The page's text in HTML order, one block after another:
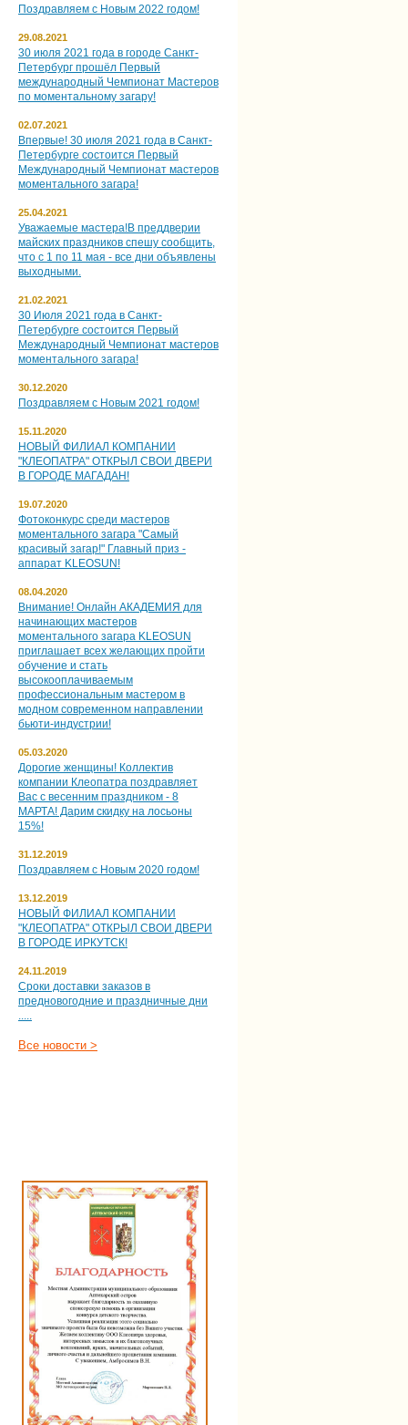
Поздравляем с Новым 2022 годом!
29.08.2021
30 июля 2021 года в городе Санкт-
Петербург прошёл Первый
международный Чемпионат Мастеров
по моментальному загару!
02.07.2021
Впервые! 30 июля 2021 года в Санкт-
Петербурге состоится Первый
Международный Чемпионат мастеров
моментального загара!
25.04.2021
Уважаемые мастера!В преддверии
майских праздников спешу сообщить,
что с 1 по 11 мая - все дни объявлены
выходными.
21.02.2021
30 Июля 2021 года в Санкт-
Петербурге состоится Первый
Международный Чемпионат мастеров
моментального загара!
30.12.2020
Поздравляем с Новым 2021 годом!
15.11.2020
НОВЫЙ ФИЛИАЛ КОМПАНИИ
"КЛЕОПАТРА" ОТКРЫЛ СВОИ ДВЕРИ
В ГОРОДЕ МАГАДАН!
19.07.2020
Фотоконкурс среди мастеров
моментального загара "Самый
красивый загар!" Главный приз -
аппарат KLEOSUN!
08.04.2020
Внимание! Онлайн АКАДЕМИЯ для
начинающих мастеров
моментального загара KLEOSUN
приглашает всех желающих пройти
обучение и стать
высокооплачиваемым
профессиональным мастером в
модном современном направлении
бьюти-индустрии!
05.03.2020
Дорогие женщины! Коллектив
компании Клеопатра поздравляет
Вас с весенним праздником - 8
МАРТА! Дарим скидку на лосьоны
15%!
31.12.2019
Поздравляем с Новым 2020 годом!
13.12.2019
НОВЫЙ ФИЛИАЛ КОМПАНИИ
"КЛЕОПАТРА" ОТКРЫЛ СВОИ ДВЕРИ
В ГОРОДЕ ИРКУТСК!
24.11.2019
Сроки доставки заказов в
предновогодние и праздничные дни
.....
Все новости >